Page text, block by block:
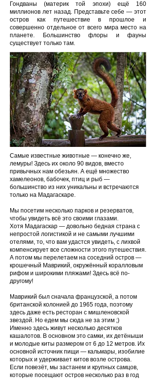
Гондваны (материк той эпохи) ещё 160
миллионов лет назад. Представьте себе — этот
остров как путешествие в прошлое и
совершенно отдельное от всего мира место на
планете. Большинство флоры и фауны
существует только там.
Самые известные животные — конечно же,
лемуры! Здесь их около 90 видов, вместо
привычных нам обезьян. А ещё множество
хамелеонов, бабочек, птиц и рыб —
большинство из них уникальны и встречаются
только на Мадагаскаре.
Мы посетим несколько парков и резерватов,
чтобы увидеть всё это своими глазами.
Хотя Мадагаскар — довольно бедная страна с
непростой логистикой и не самыми лучшими
отелями, то, что вам удастся увидеть, с лихвой
компенсирует все сложности этого путешествия.
А потом мы перелетаем на соседний остров —
крошечный Маврикий, окружённый коралловым
рифом и широкими пляжами! Здесь всё по-
другому!
Маврикий был сначала французской, а потом
британской колонией до 1965 года, поэтому
здесь даже есть ресторан с мишленовской
звездой. Но едем мы сюда не за этим ;)
Именно здесь живут несколько десятков
кашалотов. В основном это самки, их детёныши
и молодые киты размером от 6 до 12 метров. Их
основной источник пищи — кальмары, изобилие
которых и удерживает китов возле острова.
Если повезёт, мы застанем и крупных самцов,
которые посещают остров несколько раз в год